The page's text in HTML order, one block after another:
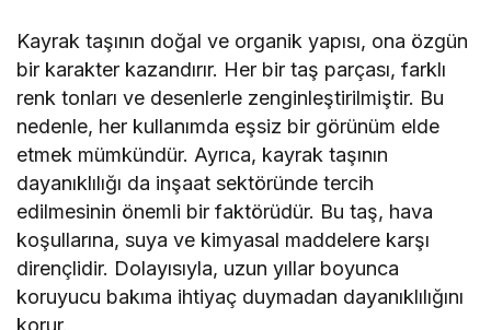
Kayrak taşının doğal ve organik yapısı, ona özgün
bir karakter kazandırır. Her bir taş parçası, farklı
renk tonları ve desenlerle zenginleştirilmiştir. Bu
nedenle, her kullanımda eşsiz bir görünüm elde
etmek mümkündür. Ayrıca, kayrak taşının
dayanıklılığı da inşaat sektöründe tercih
edilmesinin önemli bir faktörüdür. Bu taş, hava
koşullarına, suya ve kimyasal maddelere karşı
dirençlidir. Dolayısıyla, uzun yıllar boyunca
koruyucu bakıma ihtiyaç duymadan dayanıklılığını
korur.